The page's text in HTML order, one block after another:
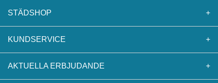
STÄDSHOP +
KUNDSERVICE +
AKTUELLA ERBJUDANDE +